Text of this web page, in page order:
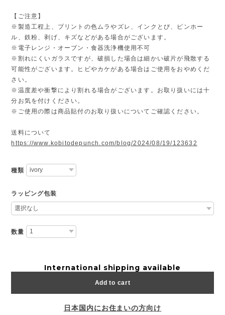
【ご注意】
※製造工程上、プリントの色ムラやズレ、インクとび、ピンホー
ル、鉄粉、剥げ、キズなどがある場合がございます。
※電子レンジ・オーブン・食器洗浄機使用不可
※割れにくいガラスですが、破損した場合は細かい破片が飛散する
可能性がございます。ヒビやカケがある場合はご使用をおやめくだ
さい。
※温度差や衝撃により割れる場合がございます。お取り扱いには十
分お気を付けください。
※ご使用の際は商品貼付のお取り扱いについてご確認ください。
送料について
https://www.kobitodepunch.com/blog/2024/08/19/123632
種類
ラッピング包装
数量
International shipping available
Add to cart
日本国内にお住まいの方向け